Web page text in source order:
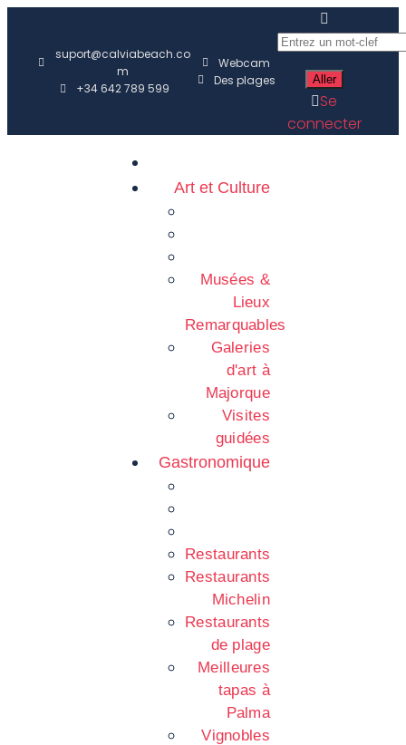
suport@calviabeach.co
m
+34 642 789 599
Webcam
Des plages
Se
connecter
Art et Culture
Musées &
Lieux
Remarquables
Galeries
d'art à
Majorque
Visites
guidées
Gastronomique
Restaurants
Restaurants
Michelin
Restaurants
de plage
Meilleures
tapas à
Palma
Vignobles